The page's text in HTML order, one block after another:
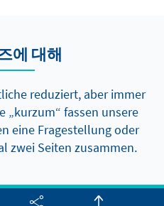
die auch
sein sollten.
에 대해
reduziert, aber immer
„kurzum“ fassen unsere
eine Fragestellung oder
zwei Seiten zusammen.